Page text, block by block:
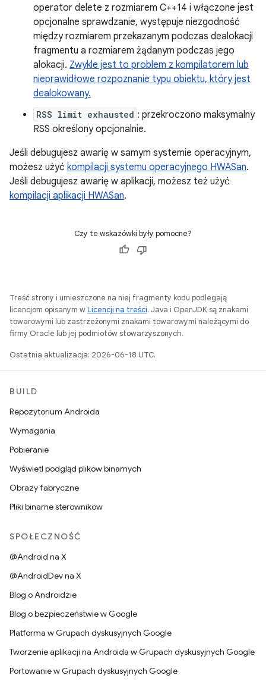
operator delete z rozmiarem C++14 i włączone jest
opcjonalne sprawdzanie, występuje niezgodność
między rozmiarem przekazanym podczas dealokacji
fragmentu a rozmiarem żądanym podczas jego
alokacji. Zwykle jest to problem z kompilatorem lub
nieprawidłowe rozpoznanie typu obiektu, który jest
dealokowany.
RSS limit exhausted : przekroczono maksymalny
RSS określony opcjonalnie.
Jeśli debugujesz awarię w samym systemie operacyjnym,
możesz użyć kompilacji systemu operacyjnego HWASan.
Jeśli debugujesz awarię w aplikacji, możesz też użyć
kompilacji aplikacji HWASan.
Czy te wskazówki były pomocne?
Treść strony i umieszczone na niej fragmenty kodu podlegają
licencjom opisanym wLicencji na treści. Java i OpenJDK są znakami
towarowymi lub zastrzeżonymi znakami towarowymi należącymi do
firmy Oracle lub jej podmiotów stowarzyszonych.
Ostatnia aktualizacja: 2026-06-18 UTC.
BUILD
Repozytorium Androida
Wymagania
Pobieranie
Wyświetl podgląd plików binarnych
Obrazy fabryczne
Pliki binarne sterowników
SPOŁECZNOŚĆ
@Android na X
@AndroidDev na X
Blog o Androidzie
Blog o bezpieczeństwie w Google
Platforma w Grupach dyskusyjnych Google
Tworzenie aplikacji na Androida w Grupach dyskusyjnych Google
Portowanie w Grupach dyskusyjnych Google